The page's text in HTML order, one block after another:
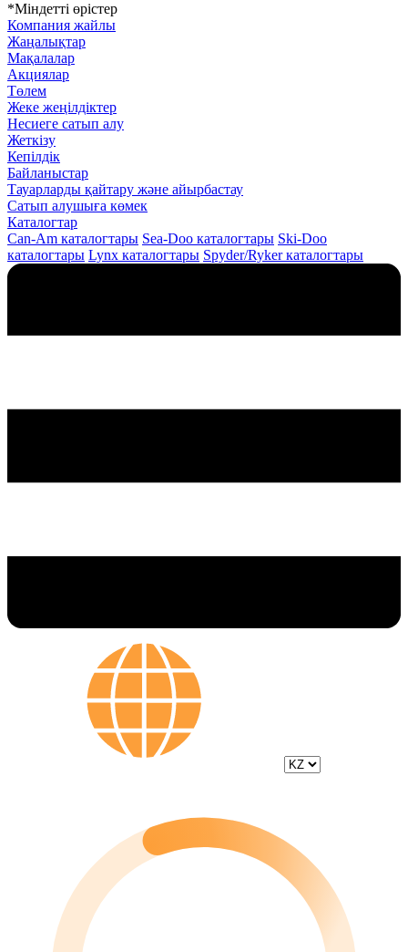
*Міндетті өрістер
Компания жайлы
Жаңалықтар
Мақалалар
Акциялар
Төлем
Жеке жеңілдіктер
Несиеге сатып алу
Жеткізу
Кепілдік
Байланыстар
Тауарларды қайтару және айырбастау
Сатып алушыға көмек
Каталогтар
Can-Am каталогтары Sea-Doo каталогтары Ski-Doo
каталогтары Lynx каталогтары Spyder/Ryker каталогтары